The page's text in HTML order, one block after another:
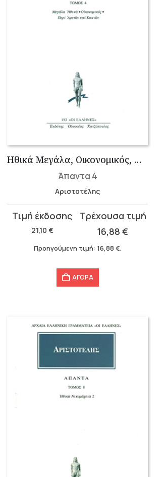
Ηθικά Μεγάλα, Οικονομικός, Περί αρετών και κακιών
Άπαντα 4
Αριστοτέλης
21,10 €
Original
16,88€
τρέχουσα
Προηγούμενη τιμή: 16,88 €.
ΑΓΟΡΑ